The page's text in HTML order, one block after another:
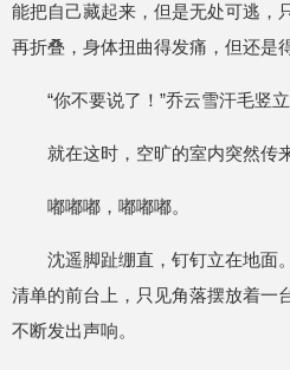
能把自己藏起来，但是无处可逃，
再折叠，身体扭曲得发痛，但还
“你不要说了！”乔云雪汗毛竖立
就在这时，空旷的室内突然传
嘟嘟嘟，嘟嘟嘟。
沈遥脚趾绷直，钉钉立在地面
清单的前台上，只见角落摆放着一
不断发出声响。